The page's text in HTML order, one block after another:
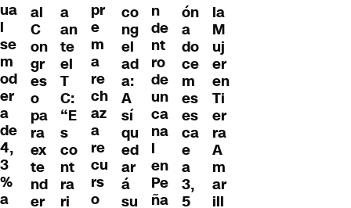
ua
l
se
m
od
er
a
de
4,
3
%
a
al
C
on
gr
es
o
pa
ra
ex
te
nd
er
a
an
te
el
T
C:
“E
s
co
nt
ra
ri
pr
e
m
a
re
ch
az
a
re
cu
rs
o
co
ng
el
ad
a:
A
sí
qu
ed
ar
á
su
n
de
nt
ro
de
un
ca
na
l
en
Pe
ña
ón
a
do
ce
m
es
es
ca
e
a
3,
5
la
M
uj
er
en
Ti
er
ra
A
m
ar
ill